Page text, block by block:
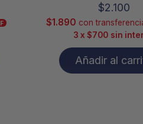
$2.100
$1.890 con
3 x$700 sin
Añadir al